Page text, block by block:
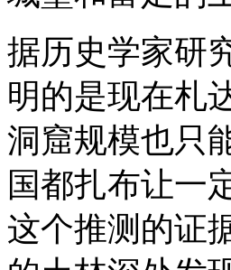
据历史学家研
明的是现在札
洞窟规模也只
国都扎布让一
这个推测的证